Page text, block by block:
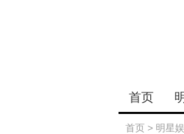
首页
首页 > 明星